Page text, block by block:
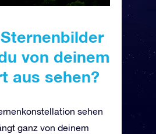
von deinem
aus sehen?
sehen
ganz von deinem